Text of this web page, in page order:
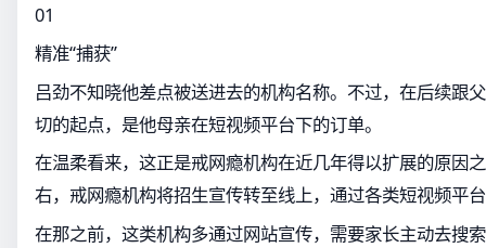
01
精准“捕获”
吕劲不知晓他差点被送进去的机构名称。不过，在后续跟
切的起点，是他母亲在短视频平台下的订单。
在温柔看来，这正是戒网瘾机构在近几年得以扩展的原因
右，戒网瘾机构将招生宣传转至线上，通过各类短视频平
在那之前，这类机构多通过网站宣传，需要家长主动去搜